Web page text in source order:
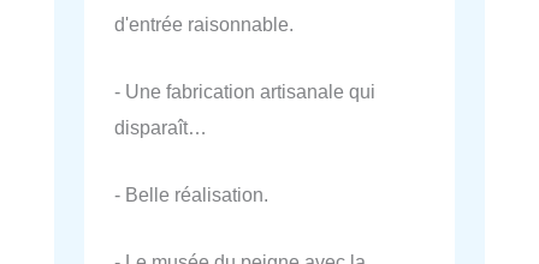
d'entrée raisonnable.
- Une fabrication artisanale qui
disparaît…
- Belle réalisation.